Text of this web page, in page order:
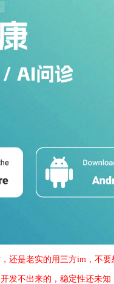
还是老实的用三方im，不要
发不出来的，稳定性还未知